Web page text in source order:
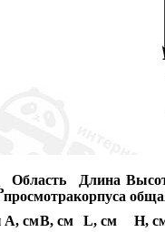
Область
просмотра
Длина
корпуса
A, смB, см L, см H,